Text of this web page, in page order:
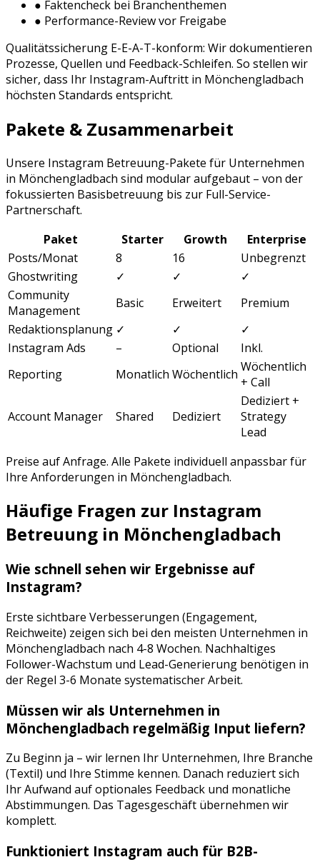
● Faktencheck bei Branchenthemen
● Performance-Review vor Freigabe
Qualitätssicherung E-E-A-T-konform: Wir dokumentieren
Prozesse, Quellen und Feedback-Schleifen. So stellen wir
sicher, dass Ihr Instagram-Auftritt in Mönchengladbach
höchsten Standards entspricht.
Pakete & Zusammenarbeit
Unsere Instagram Betreuung-Pakete für Unternehmen
in Mönchengladbach sind modular aufgebaut – von der
fokussierten Basisbetreuung bis zur Full-Service-
Partnerschaft.
Paket
Starter Growth
Enterprise
Posts/Monat
8 16
Unbegrenzt
Ghostwriting
✓ ✓
✓
Community
Management
Basic Erweitert
Premium
Redaktionsplanung ✓ ✓
✓
Instagram Ads
– Optional
Inkl.
Reporting
Monatlich Wöchentlich Wöchentlich
+ Call
Account Manager Shared Dediziert
Dediziert +
Strategy
Lead
Preise auf Anfrage. Alle Pakete individuell anpassbar für
Ihre Anforderungen in Mönchengladbach.
Häufige Fragen zur Instagram
Betreuung in Mönchengladbach
Wie schnell sehen wir Ergebnisse auf
Instagram?
Erste sichtbare Verbesserungen (Engagement,
Reichweite) zeigen sich bei den meisten Unternehmen in
Mönchengladbach nach 4-8 Wochen. Nachhaltiges
Follower-Wachstum und Lead-Generierung benötigen in
der Regel 3-6 Monate systematischer Arbeit.
Müssen wir als Unternehmen in
Mönchengladbach regelmäßig Input liefern?
Zu Beginn ja – wir lernen Ihr Unternehmen, Ihre Branche
(Textil) und Ihre Stimme kennen. Danach reduziert sich
Ihr Aufwand auf optionales Feedback und monatliche
Abstimmungen. Das Tagesgeschäft übernehmen wir
komplett.
Funktioniert Instagram auch für B2B-